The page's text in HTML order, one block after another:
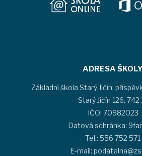
ADRESA ŠKOLY
Základní škola Starý Jičín,
Starý Jičín 126, 742
IČO: 70982023
Datová schránka:
Tel.: 556 752 571
E-mail: